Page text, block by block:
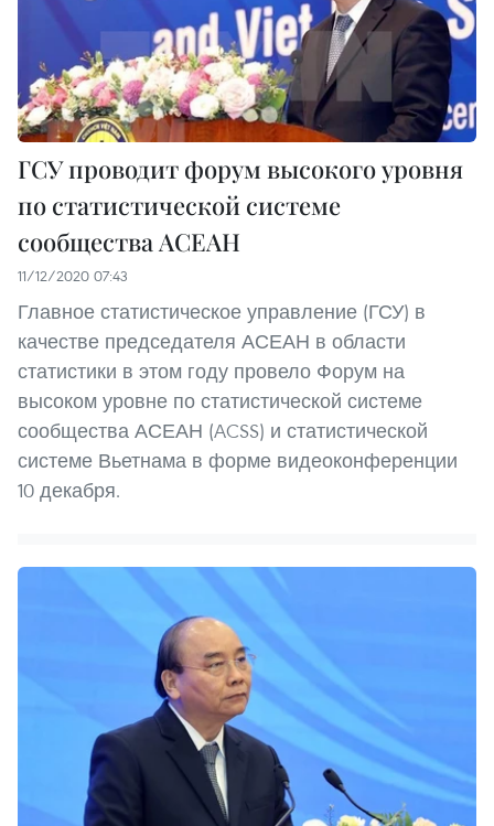
ГСУ проводит форум высокого уровня
по статистической системе
сообщества АСЕАН
11/12/2020 07:43
Главное статистическое управление (ГСУ) в
качестве председателя АСЕАН в области
статистики в этом году провело Форум на
высоком уровне по статистической системе
сообщества АСЕАН (ACSS) и статистической
системе Вьетнама в форме видеоконференции
10 декабря.